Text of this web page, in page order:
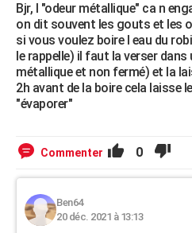
Bjr, l "odeur métallique" ca n
on dit souvent les gouts et les
si vous voulez boire l eau du
le rappelle) il faut la verser
métallique et non fermé) et la
2h avant de la boire cela laisse
"évaporer"
Commenter 0
Ben64
20 déc. 2021 à 13:13